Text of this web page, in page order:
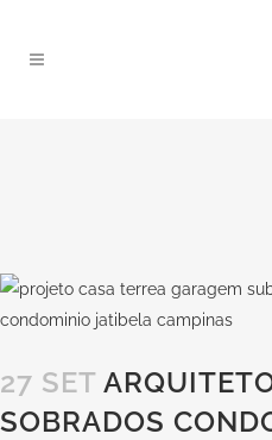
27 SET
SOBRADOS